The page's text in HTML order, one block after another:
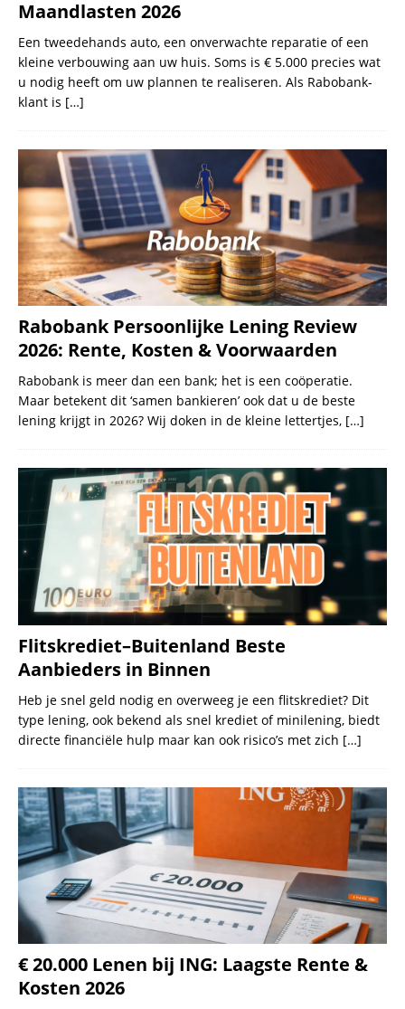
Maandlasten 2026
Een tweedehands auto, een onverwachte reparatie of een
kleine verbouwing aan uw huis. Soms is € 5.000 precies wat
u nodig heeft om uw plannen te realiseren. Als Rabobank-
klant is […]
Rabobank Persoonlijke Lening Review
2026: Rente, Kosten & Voorwaarden
Rabobank is meer dan een bank; het is een coöperatie.
Maar betekent dit ‘samen bankieren’ ook dat u de beste
lening krijgt in 2026? Wij doken in de kleine lettertjes, […]
Flitskrediet–Buitenland Beste
Aanbieders in Binnen
Heb je snel geld nodig en overweeg je een flitskrediet? Dit
type lening, ook bekend als snel krediet of minilening, biedt
directe financiële hulp maar kan ook risico’s met zich […]
€ 20.000 Lenen bij ING: Laagste Rente &
Kosten 2026